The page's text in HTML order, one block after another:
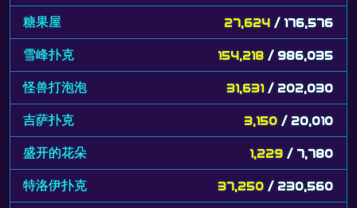
糖果屋 27,624 / 176,576
雪峰扑克 154,218 / 986,035
怪兽打泡泡 31,631 / 202,030
吉萨扑克 3,150 / 20,010
盛开的花朵 1,229 / 7,780
特洛伊扑克 37,250 / 230,560